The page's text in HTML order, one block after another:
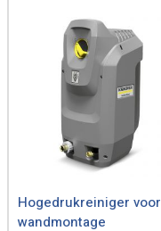
Hogedrukreiniger voor
wandmontage